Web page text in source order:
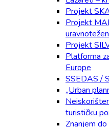
Projekt
Projekt
Projekt
Platforma
Europe
SSEDAS /
„Urban
turističku
Znanjem